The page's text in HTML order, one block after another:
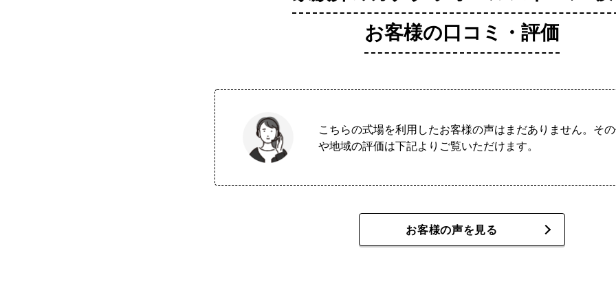
お客様の口コミ・評価
こちらの式場を利用したお客様の声はまだありません。そ
や地域の評価は下記よりご覧いただけます。
お客様の声を見る